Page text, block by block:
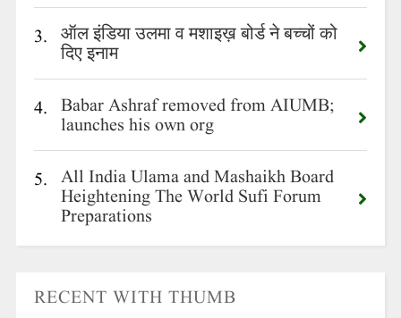
3. ऑल इंडिया उलमा व मशाइख़ बोर्ड ने बच्चों को
दिए इनाम
4. Babar Ashraf removed from AIUMB;
launches his own org
5. All India Ulama and Mashaikh Board
Heightening The World Sufi Forum
Preparations
RECENT WITH THUMB